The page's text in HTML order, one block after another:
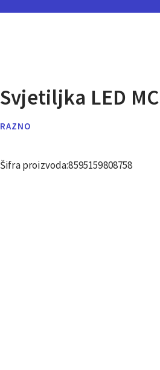
Svjetiljka LED
RAZNO
Šifra proizvoda:8595159808758